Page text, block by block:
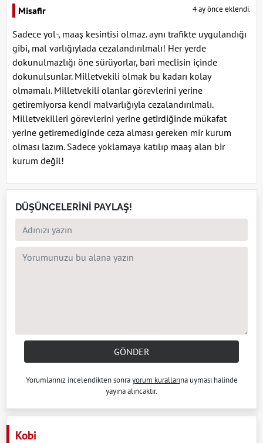
Misafir 4 ay önce eklendi.
Sadece yol-, maaş kesintisi olmaz. aynı trafikte uygulandığı
gibi, mal varlığıylada cezalandırılmalı! Her yerde
dokunulmazlığı öne sürüyorlar, bari meclisin içinde
dokunulsunlar. Milletvekili olmak bu kadarı kolay
olmamalı. Milletvekili olanlar görevlerini yerine
getiremiyorsa kendi malvarlığıyla cezalandırılmalı.
Milletvekilleri görevlerini yerine getirdiğinde mükafat
yerine getiremediginde ceza alması gereken mir kurum
olması lazım. Sadece yoklamaya katılıp maaş alan bir
kurum değil!
DÜŞÜNCELERİNİ PAYLAŞ!
GÖNDER
Yorumlarınız incelendikten sonrayorum kurallarına uyması halinde
yayına alıncaktır.
Kobi